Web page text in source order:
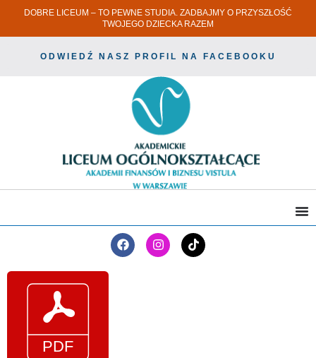
DOBRE LICEUM – TO PEWNE STUDIA. ZADBAJMY O PRZYSZŁOŚĆ
TWOJEGO DZIECKA RAZEM
ODWIEDŹ NASZ PROFIL NA FACEBOOKU